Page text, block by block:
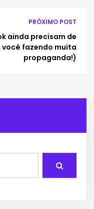
PRÓXIMO POST
ainda precisam de
fazendo muita
propaganda!)